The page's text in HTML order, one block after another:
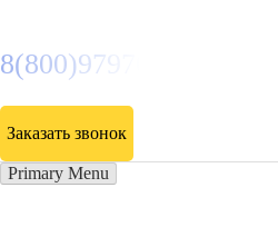
8(800)9797043
Заказать звонок
Primary Menu